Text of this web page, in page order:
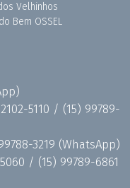
Velhinhos
Bem OSSEL
5110 / (15) 99789-
3219 (WhatsApp)
/ (15) 99789-6861